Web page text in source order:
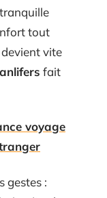
tout
vite
fait
voyage
gestes :